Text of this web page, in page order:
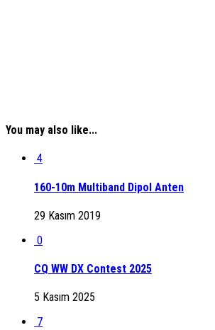
You may also like...
4
160-10m Multiband Dipol Anten
29 Kasım 2019
0
CQ WW DX Contest 2025
5 Kasım 2025
7